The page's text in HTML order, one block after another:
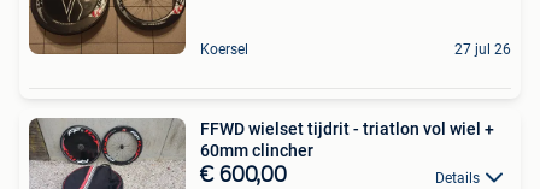
Koersel 27 jul 26
FFWD wielset tijdrit - triatlon vol wiel +
60mm clincher
€ 600,00 Details